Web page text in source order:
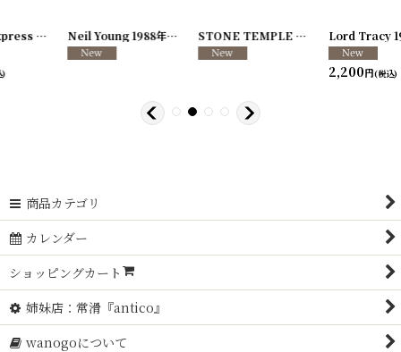
[250726-04] [250726-31]
Neil Young 1988年 This Note's For You Tour [250117-70
STONE TEMPLE PILOTS 1996-1997年 TOUR96/97 Lord Tracy 1989年 Deaf Gods of Babylon Tour
(税込)
商品カテゴリ
カレンダー
ショッピングカート
姉妹店：常滑『antico』
wanogoについて